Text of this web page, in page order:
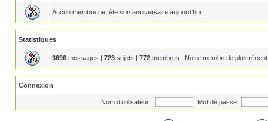
Aucun membre ne fête son anniversaire aujourd’hui.
Statistiques
3696 messages | 723 sujets | 772 membres | Notre membre le plus
Connexion
Nom d’utilisateur : Mot de passe: